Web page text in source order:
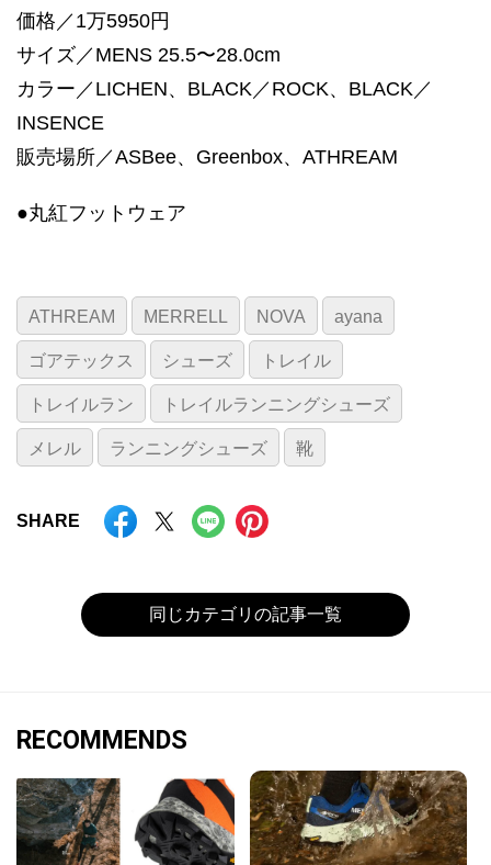
価格／1万5950円
サイズ／MENS 25.5〜28.0cm
カラー／LICHEN、BLACK／ROCK、BLACK／
INSENCE
販売場所／ASBee、Greenbox、ATHREAM
●丸紅フットウェア
ATHREAM MERRELL NOVA ayana
ゴアテックス シューズ トレイル
トレイルラン トレイルランニングシューズ
メレル ランニングシューズ 靴
SHARE
同じカテゴリの記事一覧
RECOMMENDS